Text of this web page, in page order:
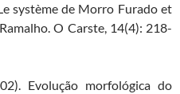
système de Morro Furado et
O Carste, 14(4): 218-
Evolução morfológica do